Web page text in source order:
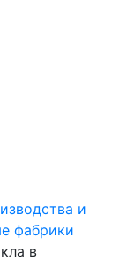
и
фабрики